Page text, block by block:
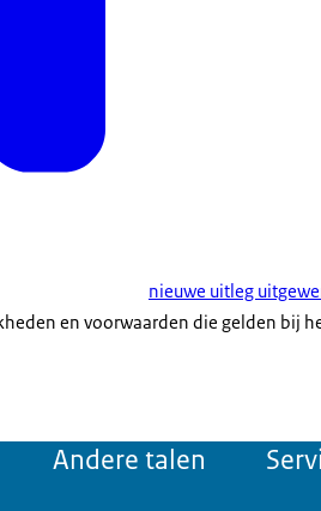
nieuwe uitleg
en voorwaarden die gelden bij
Andere talen